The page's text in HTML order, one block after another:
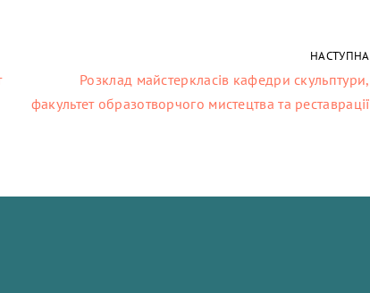
НАСТУПНА
Розклад майстеркласів кафедри скульптури,
факультет образотворчого мистецтва та реставрації